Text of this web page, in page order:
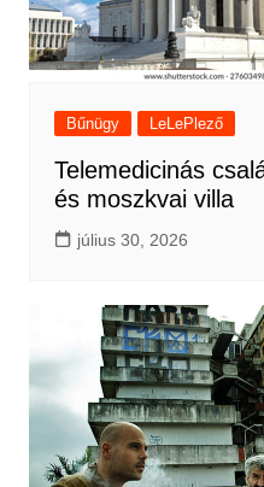
Bűnügy LeLePlező
Telemedicinás
és moszkvai villa
július 30, 2026